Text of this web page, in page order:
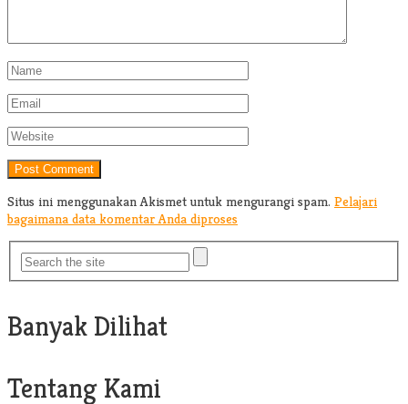
Situs ini menggunakan Akismet untuk mengurangi spam. Pelajari
bagaimana data komentar Anda diproses
Banyak Dilihat
Tentang Kami